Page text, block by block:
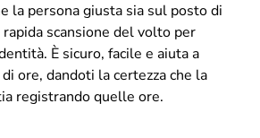
la persona giusta sia sul posto di
scansione del volto per
È sicuro, facile e aiuta a
ore, dandoti la certezza che la
registrando quelle ore.